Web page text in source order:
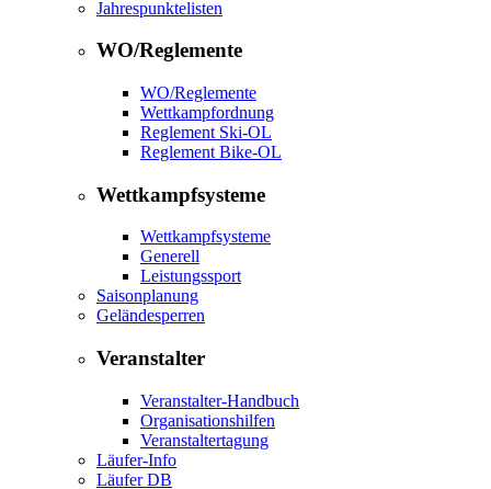
Jahrespunktelisten
WO/Reglemente
WO/Reglemente
Wettkampfordnung
Reglement Ski-OL
Reglement Bike-OL
Wettkampfsysteme
Wettkampfsysteme
Generell
Leistungssport
Saisonplanung
Geländesperren
Veranstalter
Veranstalter-Handbuch
Organisationshilfen
Veranstaltertagung
Läufer-Info
Läufer DB